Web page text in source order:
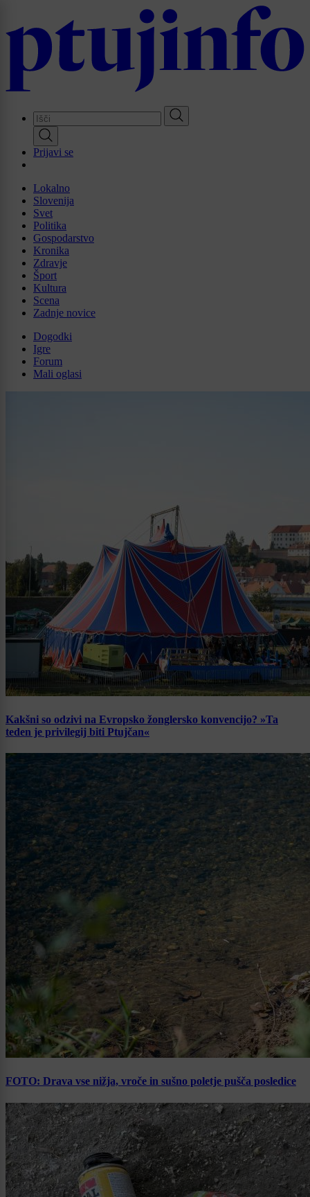
main
Prijavi se
Lokalno
Slovenija
Svet
Politika
Gospodarstvo
Kronika
Zdravje
Šport
Kultura
Scena
Zadnje novice
Dogodki
Igre
Forum
Mali oglasi
Kakšni so odzivi na Evropsko žonglersko konvencijo? »Ta
teden je privilegij biti Ptujčan«
FOTO: Drava vse nižja, vroče in sušno poletje pušča posledice